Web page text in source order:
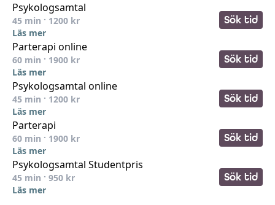
Psykologsamtal
45 min · 1200 kr
Läs mer
Sök tid
Parterapi online
60 min · 1900 kr
Läs mer
Sök tid
Psykologsamtal online
45 min · 1200 kr
Läs mer
Sök tid
Parterapi
60 min · 1900 kr
Läs mer
Sök tid
Psykologsamtal Studentpris
45 min · 950 kr
Läs mer
Sök tid